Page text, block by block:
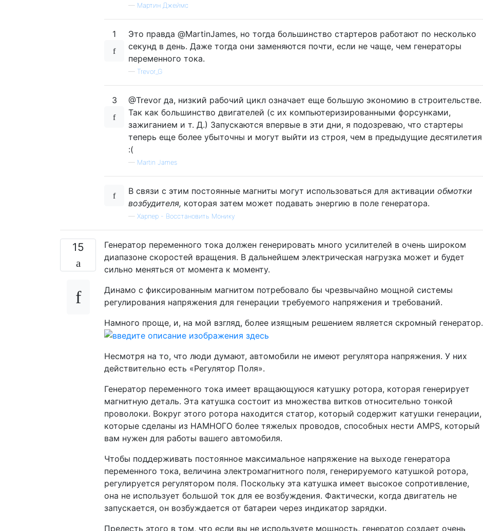
— Мартин Джеймс
1
Это правда @MartinJames, но тогда большинство стартеров работают по несколько
секунд в день. Даже тогда они заменяются почти, если не чаще, чем генераторы
переменного тока.
— Trevor_G
3
@Trevor да, низкий рабочий цикл означает еще большую экономию в строительстве.
Так как большинство двигателей (с их компьютеризированными форсунками,
зажиганием и т. Д.) Запускаются впервые в эти дни, я подозреваю, что стартеры
теперь еще более убыточны и могут выйти из строя, чем в предыдущие десятилетия
:(
— Martin James
В связи с этим постоянные магниты могут использоваться для активации обмотки
возбудителя, которая затем может подавать энергию в поле генератора.
— Харпер - Восстановить Монику
15
Генератор переменного тока должен генерировать много усилителей в очень широком
диапазоне скоростей вращения. В дальнейшем электрическая нагрузка может и будет
сильно меняться от момента к моменту.
Динамо с фиксированным магнитом потребовало бы чрезвычайно мощной системы
регулирования напряжения для генерации требуемого напряжения и требований.
Намного проще, и, на мой взгляд, более изящным решением является скромный генератор.
Несмотря на то, что люди думают, автомобили не имеют регулятора напряжения. У них
действительно есть «Регулятор Поля».
Генератор переменного тока имеет вращающуюся катушку ротора, которая генерирует
магнитную деталь. Эта катушка состоит из множества витков относительно тонкой
проволоки. Вокруг этого ротора находится статор, который содержит катушки генерации,
которые сделаны из НАМНОГО более тяжелых проводов, способных нести AMPS, который
вам нужен для работы вашего автомобиля.
Чтобы поддерживать постоянное максимальное напряжение на выходе генератора
переменного тока, величина электромагнитного поля, генерируемого катушкой ротора,
регулируется регулятором поля. Поскольку эта катушка имеет высокое сопротивление,
она не использует большой ток для ее возбуждения. Фактически, когда двигатель не
запускается, он возбуждается от батареи через индикатор зарядки.
Прелесть этого в том, что если вы не используете мощность, генератор создает очень